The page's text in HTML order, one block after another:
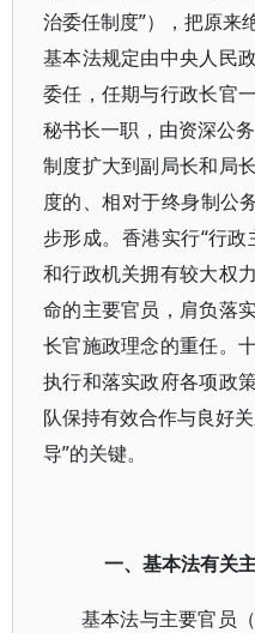
治委任制度”），把原来
基本法规定由中央人民
委任，任期与行政长官
秘书长一职，由资深公
制度扩大到副局长和局
度的、相对于终身制公
步形成。香港实行“行
和行政机关拥有较大权
命的主要官员，肩负落
长官施政理念的重任。
执行和落实政府各项政
队保持有效合作与良好
导”的关键。
一、基本法有关
基本法与主要官员